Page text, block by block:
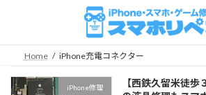
Home iPhone充電コネクター
iPhone修理
【西鉄久留米徒